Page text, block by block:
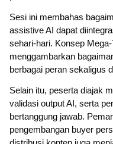
Sesi ini membahas
assistive AI dapat
sehari-hari. Konsep
menggambarkan
berbagai peran sekaligus
Selain itu, peserta diajak
validasi output AI, serta
bertanggung jawab.
pengembangan buyer